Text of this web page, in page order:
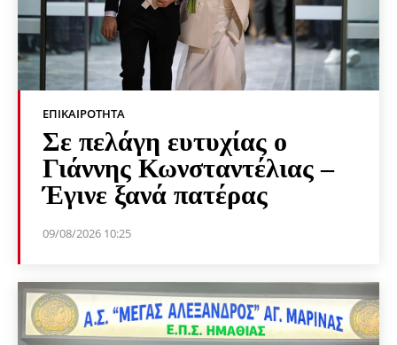
ΕΠΙΚΑΙΡΌΤΗΤΑ
Σε πελάγη ευτυχίας ο
Γιάννης Κωνσταντέλιας –
Έγινε ξανά πατέρας
09/08/2026 10:25